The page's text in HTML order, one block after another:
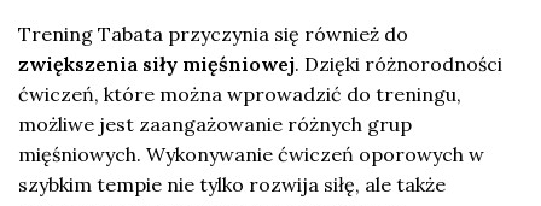
Trening Tabata przyczynia się również do
zwiększenia siły mięśniowej. Dzięki różnorodności
ćwiczeń, które można wprowadzić do treningu,
możliwe jest zaangażowanie różnych grup
mięśniowych. Wykonywanie ćwiczeń oporowych w
szybkim tempie nie tylko rozwija siłę, ale także